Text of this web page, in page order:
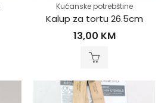
Kućanske potrebštine
Kalup za tortu 26.5cm
13,00 KM